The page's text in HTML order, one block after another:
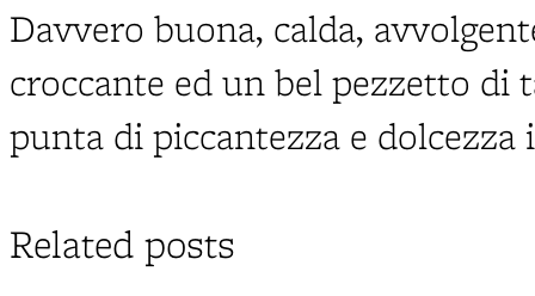
Davvero buona, calda,
croccante ed un bel pezzetto di
punta di piccantezza e dolcezza
Related posts